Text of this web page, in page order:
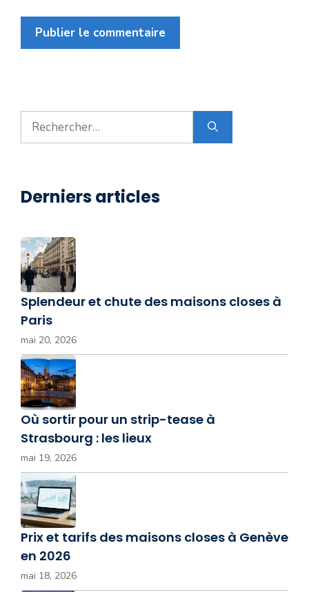
Rechercher :
Derniers articles
Splendeur et chute des maisons closes à
Paris
mai 20, 2026
Où sortir pour un strip-tease à
Strasbourg : les lieux
mai 19, 2026
Prix et tarifs des maisons closes à Genève
en 2026
mai 18, 2026